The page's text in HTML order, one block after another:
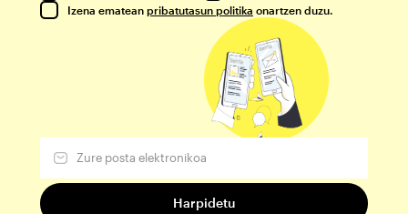
Izena ematean pribatutasun politika onartzen duzu.